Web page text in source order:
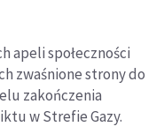
apeli społeczności
zwaśnione strony do
zakończenia
w Strefie Gazy.